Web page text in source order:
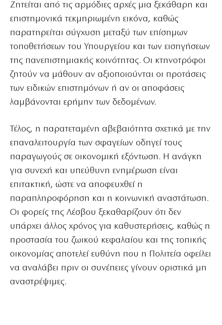
Ζητείται από τις αρμόδιες αρχές μια ξεκάθαρη και
επιστημονικά τεκμηριωμένη εικόνα, καθώς
παρατηρείται σύγχυση μεταξύ των επίσημων
τοποθετήσεων του Υπουργείου και των εισηγήσεων
της πανεπιστημιακής κοινότητας. Οι κτηνοτρόφοι
ζητούν να μάθουν αν αξιοποιούνται οι προτάσεις
των ειδικών επιστημόνων ή αν οι αποφάσεις
λαμβάνονται ερήμην των δεδομένων.
Τέλος, η παρατεταμένη αβεβαιότητα σχετικά με την
επαναλειτουργία των σφαγείων οδηγεί τους
παραγωγούς σε οικονομική εξόντωση. Η ανάγκη
για συνεχή και υπεύθυνη ενημέρωση είναι
επιτακτική, ώστε να αποφευχθεί η
παραπληροφόρηση και η κοινωνική αναστάτωση.
Οι φορείς της Λέσβου ξεκαθαρίζουν ότι δεν
υπάρχει άλλος χρόνος για καθυστερήσεις, καθώς η
προστασία του ζωικού κεφαλαίου και της τοπικής
οικονομίας αποτελεί ευθύνη που η Πολιτεία οφείλει
να αναλάβει πριν οι συνέπειες γίνουν οριστικά μη
αναστρέψιμες.